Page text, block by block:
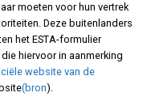
moeten voor hun vertrek
Deze buitenlanders
het ESTA-formulier
hiervoor in aanmerking
website van de
(bron).